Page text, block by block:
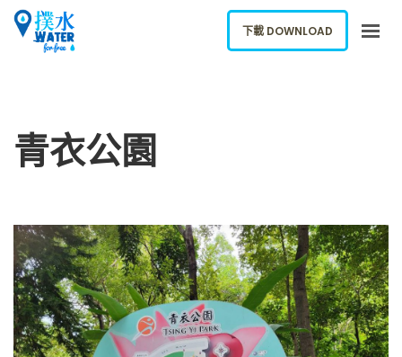
網誌
ENGLISH
下載 DOWNLOAD
青衣公園
下載 DOWNLOAD